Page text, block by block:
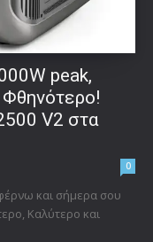
peak,
V2 στα
0
και σήμερα σου
Καλύτερο και